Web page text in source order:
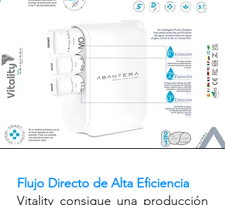
Flujo Directo de Alta Eficiencia
Vitality consigue una producción